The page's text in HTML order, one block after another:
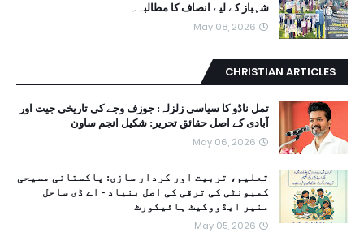
شہباز کے لیے انصاف کا مطالبہ۔
May 08, 2026
CHRISTIAN ARTICLES
تمل ناڈو کا سیاسی زلزلہ: جوزف وجے کی تاریخی جیت اور
آبادی کے اصل حقائق تحریر: شکیل انجم ساون
May 06, 2026
تعلیم، تربیت اور کردار سازی: پاکستانی مسیحی
کمیونٹی کی ترقی کی اصل بنیاد - اے ڈی ساحل
منیر ایڈووکیٹ ہائیکورٹ
May 05, 2026